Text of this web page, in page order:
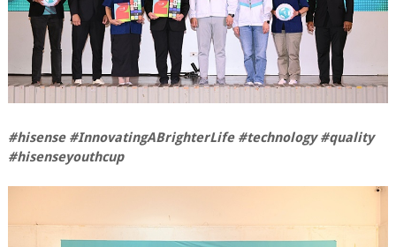
#hisense #InnovatingABrighterLife #technology #quality
#hisenseyouthcup